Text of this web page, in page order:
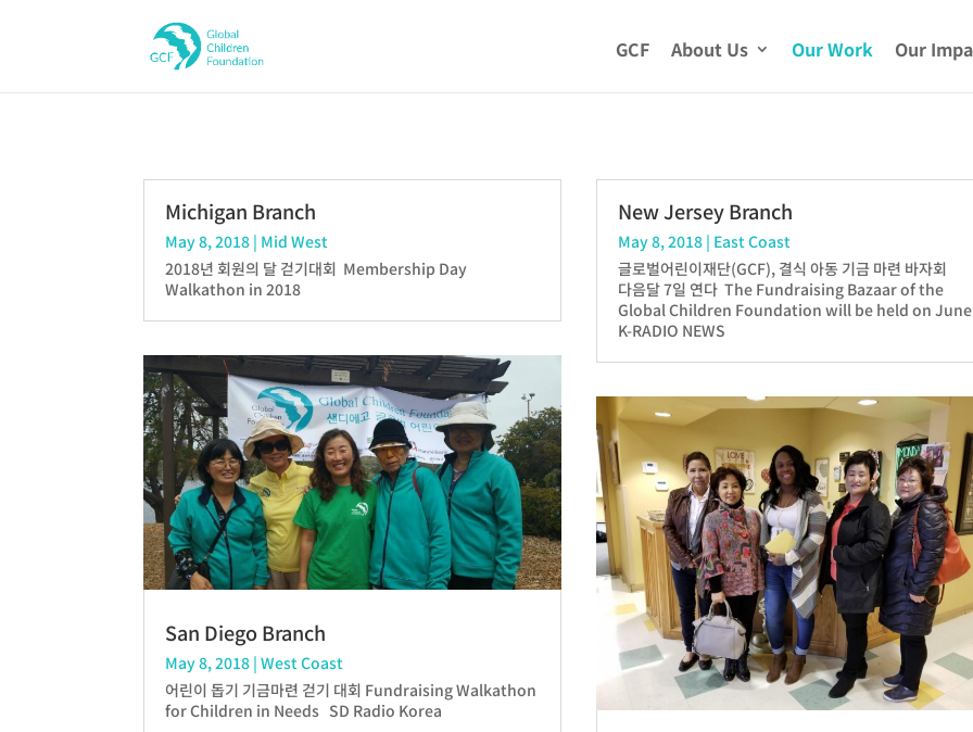
GCF About Us Our Work Our
Michigan Branch
May 8, 2018 | Mid West
2018년 회원의 달 걷기대회 Membership Day
Walkathon in 2018
San Diego Branch
May 8, 2018 | West Coast
어린이 돕기 기금마련 걷기 대회 Fundraising Walkathon
for Children in Needs SD Radio Korea
New Jersey Branch
May 8, 2018 | East Coast
글로벌어린이재단(GCF), 결식 아동 기금 마련 바자회
다음달 7일 연다 The Fundraising Bazaar of the
Global Children Foundation will be held on
K-RADIO NEWS